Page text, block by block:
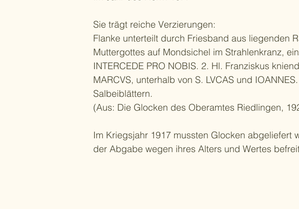
Sie trägt reiche Verzierungen:
Flanke unterteilt durch Friesband aus liegenden
Muttergottes auf Mondsichel im Strahlenkranz,
INTERCEDE PRO NOBIS. 2. Hl. Franziskus
MARCVS, unterhalb von S. LVCAS und
Salbeiblättern.
(Aus: Die Glocken des Oberamtes Riedlingen,
Im Kriegsjahr 1917 mussten Glocken
der Abgabe wegen ihres Alters und Wertes